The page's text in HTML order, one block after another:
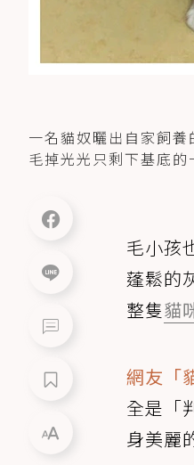
一名貓奴曬出自家飼
毛掉光光只剩下基底
毛小孩
蓬鬆的
整隻貓
網友「
全是「
身美麗